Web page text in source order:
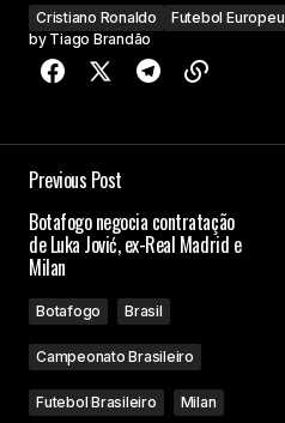
Cristiano Ronaldo Futebol Europeu
by Tiago Brandão
Previous Post
Botafogo negocia contratação
de Luka Jović, ex-Real Madrid e
Milan
Botafogo Brasil
Campeonato Brasileiro
Futebol Brasileiro Milan